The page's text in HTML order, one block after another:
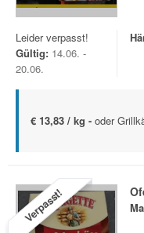
Leider verpasst!
Gültig: 14.06. -
20.06.
€ 13,83 / kg - oder
Verpasst!